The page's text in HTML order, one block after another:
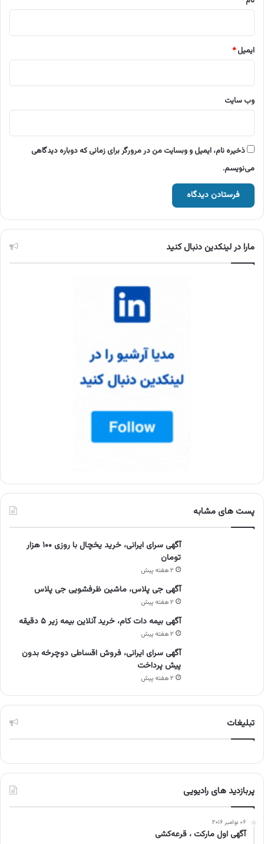
ایمیل*
وب‌ سایت
ذخیره نام، ایمیل و وبسایت من در مرورگر برای زمانی که دوباره دیدگاهی
می‌نویسم.
مارا در لینکدین دنبال کنید
پست های مشابه
آگهی سرای ایرانی، خرید یخچال با روزی ۱۰۰ هزار
تومان
۲ هفته پیش
آگهی جی پلاس، ماشین ظرفشویی جی پلاس
۲ هفته پیش
آگهی بیمه دات کام، خرید آنلاین بیمه زیر ۵ دقیقه
۲ هفته پیش
آگهی سرای ایرانی، فروش اقساطی دوچرخه بدون
پیش پرداخت
۲ هفته پیش
تبلیغات
پربازدید های رادیویی
۰۶ نوامبر ۲۰۱۶
آگهی اول مارکت ، قرعه‌کشی